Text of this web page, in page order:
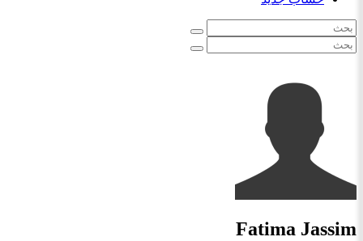
Fatima Jassim